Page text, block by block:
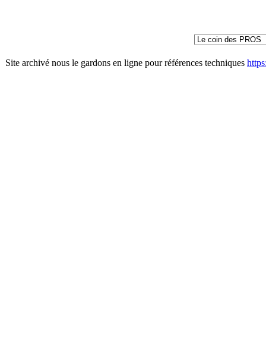
Site archivé nous le gardons en ligne pour références techniques